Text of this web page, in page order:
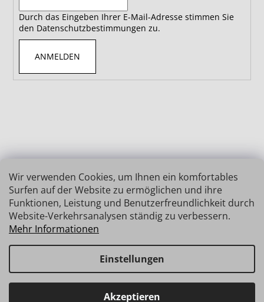
Wir verwenden Cookies, um Ihnen ein komfortables
Surfen auf der Website zu ermöglichen und ihre
Funktionen, Leistung und Benutzerfreundlichkeit durch
Website-Verkehrsanalysen ständig zu verbessern.
Mehr Informationen
Einstellungen
Akzeptieren
Haben Sie Fragen? Wir stehen Ihnen gerne zur Verfügung →
Durch das Eingeben Ihrer E-Mail-Adresse stimmen Sie
den Datenschutzbestimmungen zu.
ANMELDEN
Erstellt von Shoptet
Copyright 2026INSIZE | MESSTECHNIK. Alle Rechte
vorbehalten.